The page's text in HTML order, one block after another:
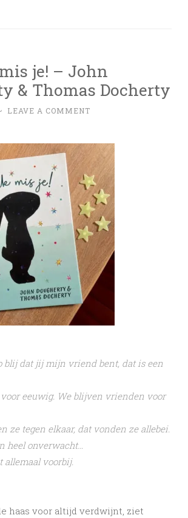
je! – John
& Thomas Docherty
LEAVE A COMMENT
blij dat jij mijn vriend bent, dat is een
eeuwig. We blijven vrienden voor
ze tegen elkaar, dat vonden ze allebei.
heel onverwacht…
allemaal voorbij.
haas voor altijd verdwijnt, ziet